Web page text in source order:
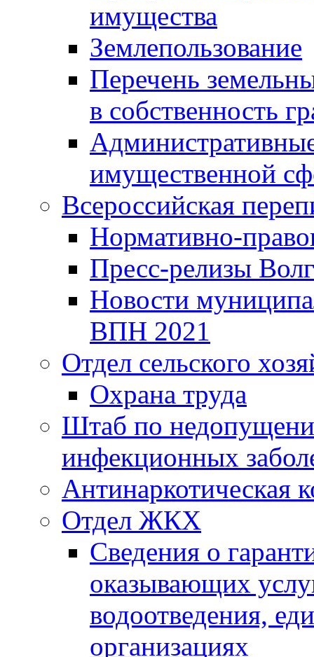
имущества
Землепользование
Перечень
в собственность
имущественной
Всероссийская
Нормативно-
Пресс-релизы
Новости
ВПН 2021
Отдел сельского
Охрана труда
Штаб по
инфекционных
Антинаркотическая
Отдел ЖКХ
Сведения о
оказывающих
водоотведения,
организациях